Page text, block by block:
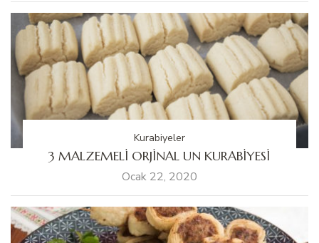
Kurabiyeler
3 MALZEMELİ ORJİNAL UN KURABİYESİ
Ocak 22, 2020